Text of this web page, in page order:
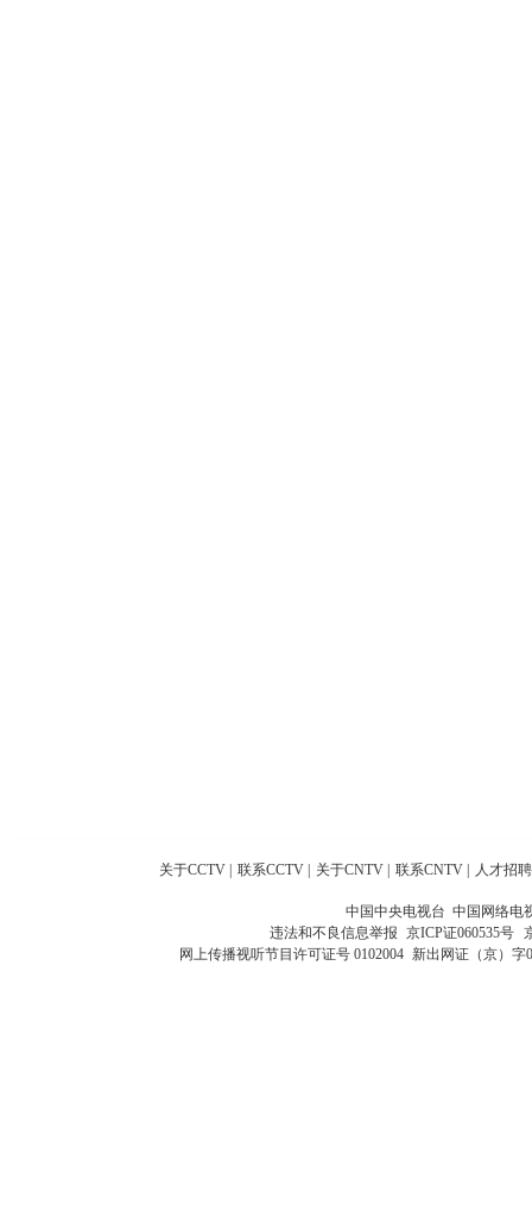
关于CCTV 联系CCTV 关于CNTV 联系CNTV 人才招聘
中国中央电视台 中国网络电
违法和不良信息举报 京ICP证060535号
网上传播视听节目许可证号 0102004 新出网证（京）